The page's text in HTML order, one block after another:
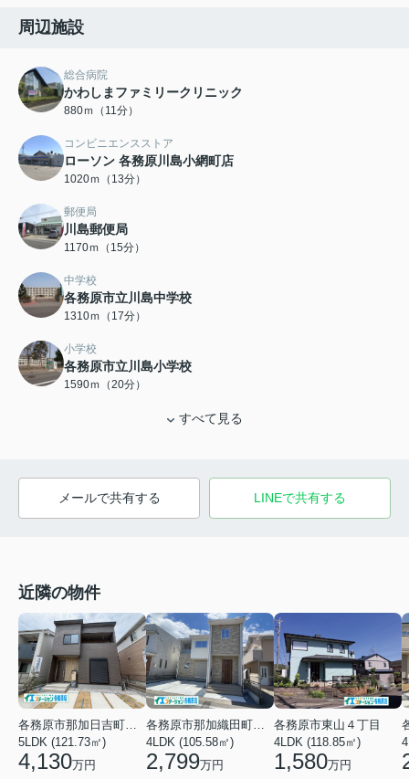
周辺施設
総合病院
かわしまファミリークリニック
880ｍ（11分）
コンビニエンスストア
ローソン 各務原川島小網町店
1020ｍ（13分）
郵便局
川島郵便局
1170ｍ（15分）
中学校
各務原市立川島中学校
1310ｍ（17分）
小学校
各務原市立川島小学校
1590ｍ（20分）
すべて見る
メールで共有する LINEで共有する
近隣の物件
各務原市那加日吉町２丁目
5LDK (121.73㎡)
4,130万円
各務原市那加織田町１丁目
4LDK (105.58㎡)
2,799万円
各務原市東山４丁目
4LDK (118.85㎡)
1,580万円